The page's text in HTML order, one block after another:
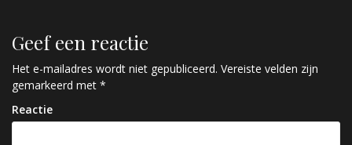
i
c
h
t
Geef een reactie
Het e-mailadres wordt niet gepubliceerd. Vereiste velden zijn
gemarkeerd met *
Reactie